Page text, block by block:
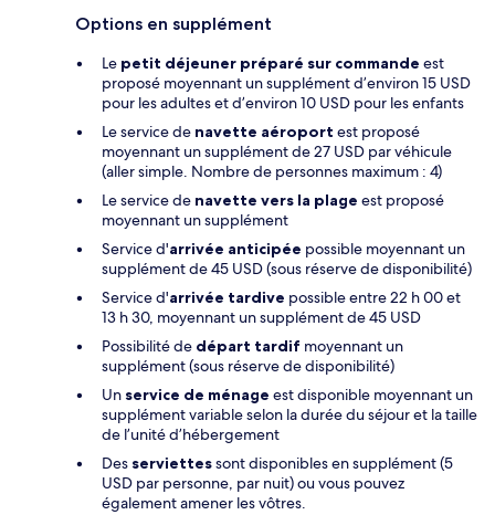
Options en supplément
Le petit déjeuner préparé sur commande est
proposé moyennant un supplément d’environ 15 USD
pour les adultes et d’environ 10 USD pour les enfants
Le service de navette aéroport est proposé
moyennant un supplément de 27 USD par véhicule
(aller simple. Nombre de personnes maximum : 4)
Le service de navette vers la plage est proposé
moyennant un supplément
Service d'arrivée anticipée possible moyennant un
supplément de 45 USD (sous réserve de disponibilité)
Service d'arrivée tardive possible entre 22 h 00 et
13 h 30, moyennant un supplément de 45 USD
Possibilité de départ tardif moyennant un
supplément (sous réserve de disponibilité)
Un service de ménage est disponible moyennant un
supplément variable selon la durée du séjour et la taille
de l’unité d’hébergement
Des serviettessont disponibles en supplément (5
USD par personne, par nuit) ou vous pouvez
également amener les vôtres.